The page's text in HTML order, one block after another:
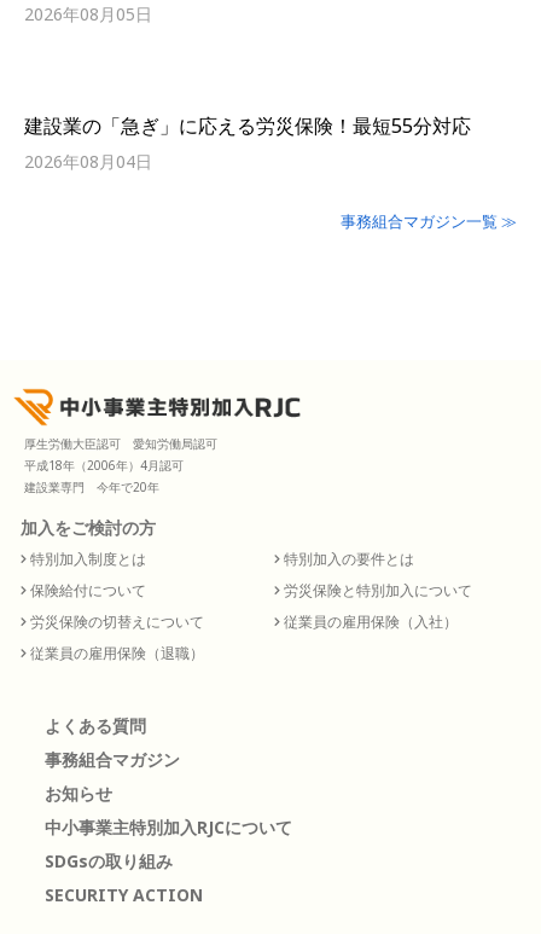
2026年08月05日
建設業の「急ぎ」に応える労災保険！最短55分対応
2026年08月04日
事務組合マガジン一覧 ≫
厚生労働大臣認可 愛知労働局認可
平成18年（2006年）4月認可
建設業専門 今年で20年
加入をご検討の方
特別加入制度とは
特別加入の要件とは
保険給付について
労災保険と特別加入について
労災保険の切替えについて
従業員の雇用保険（入社）
従業員の雇用保険（退職）
よくある質問
事務組合マガジン
お知らせ
中小事業主特別加入RJCについて
SDGsの取り組み
SECURITY ACTION